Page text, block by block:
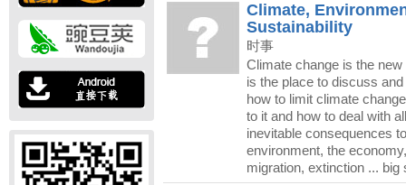
Climate,
Sustainability
时事
Climate change is the
is the place to discuss
how to limit climate
to it and how to deal with
inevitable consequences
environment, the
migration, extinction ... big